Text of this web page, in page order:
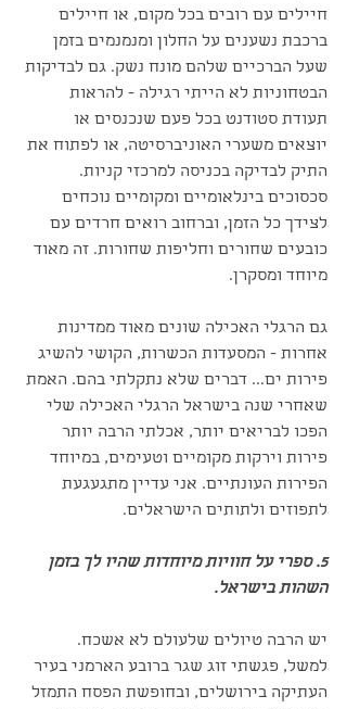
חיילים עם רובים בכל מקום, או חיילים
ברכבת נשענים על החלון ומנמנמים בזמן
שעל הברכיים שלהם מונח נשק. גם לבדיקות
הבטחוניות לא הייתי רגילה - להראות
תעודת סטודנט בכל פעם שנכנסים או
יוצאים משערי האוניברסיטה, או לפתוח את
התיק לבדיקה בכניסה למרכזי קניות.
סכסוכים בינלאומיים ומקומיים נוכחים
לצידך כל הזמן, וברחוב רואים חרדים עם
כובעים שחורים וחליפות שחורות. זה מאוד
מיוחד ומסקרן.
גם הרגלי האכילה שונים מאוד ממדינות
אחרות - המסעדות הכשרות, הקושי להשיג
פירות ים... דברים שלא נתקלתי בהם. האמת
שאחרי שנה בישראל הרגלי האכילה שלי
הפכו לבריאים יותר, אכלתי הרבה יותר
פירות וירקות מקומיים וטעימים, במיוחד
הפירות העונתיים. אני עדיין מתגעגעת
לתפוזים ולתותים הישראלים.
5. ספרי על חוויות מיוחדות שהיו לך בזמן
השהות בישראל.
יש הרבה טיולים שלעולם לא אשכח.
למשל, פגשתי זוג שגר ברובע הארמני בעיר
העתיקה בירושלים, ובחופשת הפסח התמזל